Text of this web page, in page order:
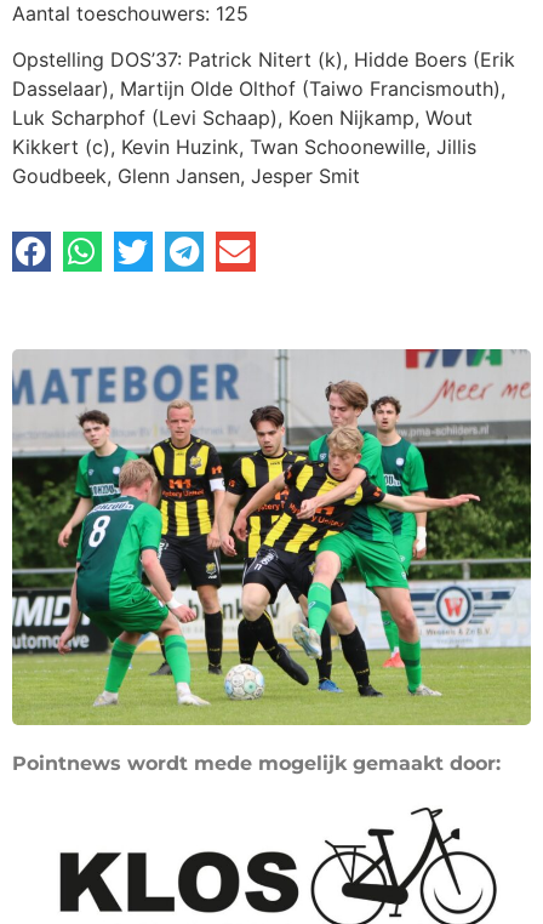
Aantal toeschouwers: 125
Opstelling DOS’37: Patrick Nitert (k), Hidde Boers (Erik
Dasselaar), Martijn Olde Olthof (Taiwo Francismouth),
Luk Scharphof (Levi Schaap), Koen Nijkamp, Wout
Kikkert (c), Kevin Huzink, Twan Schoonewille, Jillis
Goudbeek, Glenn Jansen, Jesper Smit
Pointnews wordt mede mogelijk gemaakt door: